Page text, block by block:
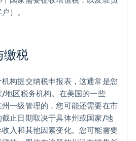
）。
缴税
构提交纳税申报表，这通常是您
地区税务机构。在美国的一些
一级管理的，您可能还需要在市
止日期取决于具体州或国家/地
入和其他因素变化。您可能需要